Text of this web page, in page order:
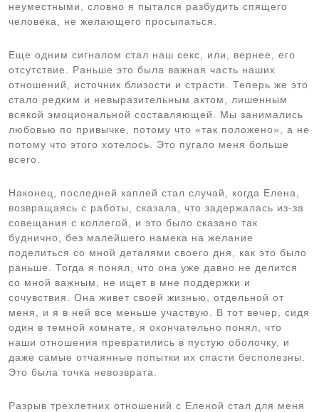
неуместными, словно я пытался разбудить спящего
человека, не желающего просыпаться.
Еще одним сигналом стал наш секс, или, вернее, его
отсутствие. Раньше это была важная часть наших
отношений, источник близости и страсти. Теперь же это
стало редким и невыразительным актом, лишенным
всякой эмоциональной составляющей. Мы занимались
любовью по привычке, потому что «так положено», а не
потому что этого хотелось. Это пугало меня больше
всего.
Наконец, последней каплей стал случай, когда Елена,
возвращаясь с работы, сказала, что задержалась из-за
совещания с коллегой, и это было сказано так
буднично, без малейшего намека на желание
поделиться со мной деталями своего дня, как это было
раньше. Тогда я понял, что она уже давно не делится
со мной важным, не ищет в мне поддержки и
сочувствия. Она живет своей жизнью, отдельной от
меня, и я в ней все меньше участвую. В тот вечер, сидя
один в темной комнате, я окончательно понял, что
наши отношения превратились в пустую оболочку, и
даже самые отчаянные попытки их спасти бесполезны.
Это была точка невозврата.
Разрыв трехлетних отношений с Еленой стал для меня